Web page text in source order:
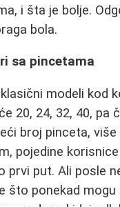
i šta je bolje.
bola.
sa pincetama
modeli kod
20, 24, 32, 40, pa
broj pinceta,
pojedine
prvi put. Ali posle
što ponekad mogu